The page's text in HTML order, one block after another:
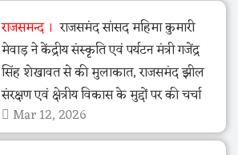
राजसमन्द
राजसमंद सांसद महिमा कुमारी
मेवाड़ ने केंद्रीय संस्कृति एवं पर्यटन मंत्री गजेंद्र
सिंह शेखावत से की मुलाकात, राजसमंद झील
संरक्षण एवं क्षेत्रीय विकास के मुद्दों पर की चर्चा
Mar 12, 2026